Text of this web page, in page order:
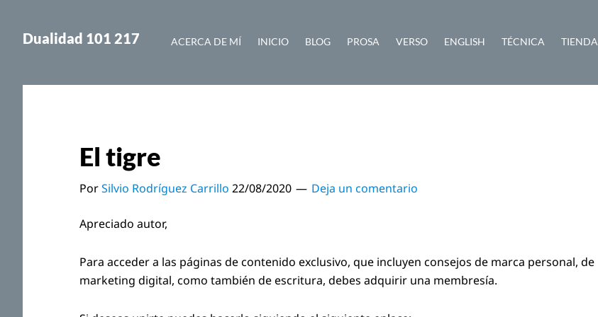
contenido
lateral
Dualidad 101 217 ACERCA DE MÍ INICIO BLOG PROSA VERSO ENGLISH TÉCNICA TIENDA
El tigre
PorSilvio Rodríguez Carrillo 22/08/2020 Deja un comentario
Apreciado autor,
Para acceder a las páginas de contenido exclusivo, que incluyen consejos de marca personal, de
marketing digital, como también de escritura, debes adquirir una membresía.